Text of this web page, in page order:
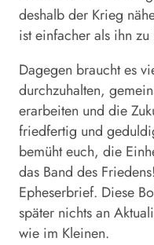
deshalb der Krieg
ist einfacher als ihn zu
Dagegen braucht es
durchzuhalten,
erarbeiten und die
friedfertig und
bemüht euch, die
das Band des
Epheserbrief. Diese
später nichts an
wie im Kleinen.